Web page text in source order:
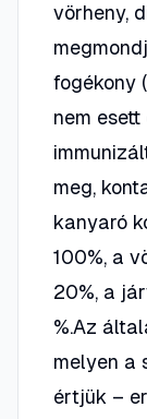
vörheny,
fogékony
nem esett
meg,
kanyaró
100%, a
20%, a
%.Az
melyen a
értjük –